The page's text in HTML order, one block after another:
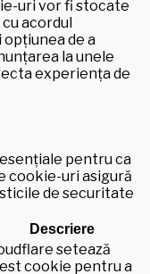
uri vor fi stocate
acordul
opțiunea de a
la unele
experiența de
pentru ca
cookie-uri asigură
de securitate
Descriere
setează
cookie pentru a